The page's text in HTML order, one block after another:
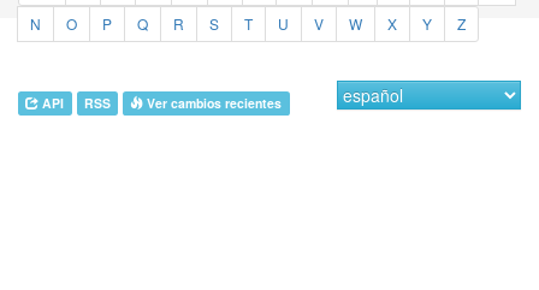
N
O P Q R S T U V W X Y Z
API RSS Ver cambios recientes